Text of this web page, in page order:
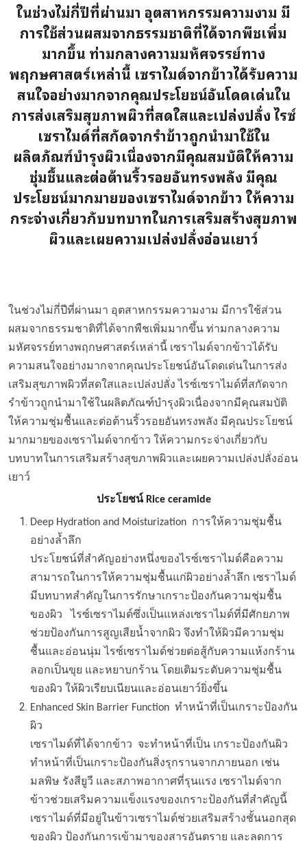
ในช่วงไม่กี่ปีที่ผ่านมา อุตสาหกรรมความงาม มี
การใช้ส่วนผสมจากธรรมชาติที่ได้จากพืชเพิ่ม
มากขึ้น ท่ามกลางความมหัศจรรย์ทาง
พฤกษศาสตร์เหล่านี้ เซราไมด์จากข้าวได้รับความ
สนใจอย่างมากจากคุณประโยชน์อันโดดเด่นใน
การส่งเสริมสุขภาพผิวที่สดใสและเปล่งปลั่ง ไรซ์
เซราไมด์ที่สกัดจากรำข้าวถูกนำมาใช้ใน
ผลิตภัณฑ์บำรุงผิวเนื่องจากมีคุณสมบัติให้ความ
ชุ่มชื้นและต่อต้านริ้วรอยอันทรงพลัง มีคุณ
ประโยชน์มากมายของเซราไมด์จากข้าว ให้ความ
กระจ่างเกี่ยวกับบทบาทในการเสริมสร้างสุขภาพ
ผิวและเผยความเปล่งปลั่งอ่อนเยาว์
ในช่วงไม่กี่ปีที่ผ่านมา อุตสาหกรรมความงาม มีการใช้ส่วน
ผสมจากธรรมชาติที่ได้จากพืชเพิ่มมากขึ้น ท่ามกลางความ
มหัศจรรย์ทางพฤกษศาสตร์เหล่านี้ เซราไมด์จากข้าวได้รับ
ความสนใจอย่างมากจากคุณประโยชน์อันโดดเด่นในการส่ง
เสริมสุขภาพผิวที่สดใสและเปล่งปลั่ง ไรซ์เซราไมด์ที่สกัดจาก
รำข้าวถูกนำมาใช้ในผลิตภัณฑ์บำรุงผิวเนื่องจากมีคุณสมบัติ
ให้ความชุ่มชื้นและต่อต้านริ้วรอยอันทรงพลัง มีคุณประโยชน์
มากมายของเซราไมด์จากข้าว ให้ความกระจ่างเกี่ยวกับ
บทบาทในการเสริมสร้างสุขภาพผิวและเผยความเปล่งปลั่งอ่อน
เยาว์
ประโยชน์ Rice ceramide
Deep Hydration and Moisturization การให้ความชุ่มชื้น
อย่างล้ำลึก
ประโยชน์ที่สำคัญอย่างหนึ่งของไรซ์เซราไมด์คือความ
สามารถในการให้ความชุ่มชื้นแก่ผิวอย่างล้ำลึก เซราไมด์
มีบทบาทสำคัญในการรักษาเกราะป้องกันความชุ่มชื้น
ของผิว ไรซ์เซราไมด์ซึ่งเป็นแหล่งเซราไมด์ที่มีศักยภาพ
ช่วยป้องกันการสูญเสียน้ำจากผิว จึงทำให้ผิวมีความชุ่ม
ชื้นและอ่อนนุ่ม ไรซ์เซราไมด์ช่วยต่อสู้กับความแห้งกร้าน
ลอกเป็นขุย และหยาบกร้าน โดยเติมระดับความชุ่มชื้น
ของผิว ให้ผิวเรียบเนียนและอ่อนเยาว์ยิ่งขึ้น
Enhanced Skin Barrier Function ทำหน้าที่เป็นเกราะป้องกัน
ผิว
เซราไมด์ที่ได้จากข้าว จะทำหน้าที่เป็น เกราะป้องกันผิว
ทำหน้าที่เป็นเกราะป้องกันสิ่งรุกรานจากภายนอก เช่น
มลพิษ รังสียูวี และสภาพอากาศที่รุนแรง เซราไมด์จาก
ข้าวช่วยเสริมความแข็งแรงของเกราะป้องกันที่สำคัญนี้
เซราไมด์ที่มีอยู่ในข้าวเซราไมด์ช่วยเสริมสร้างชั้นนอกสุด
ของผิว ป้องกันการเข้ามาของสารอันตราย และลดการ